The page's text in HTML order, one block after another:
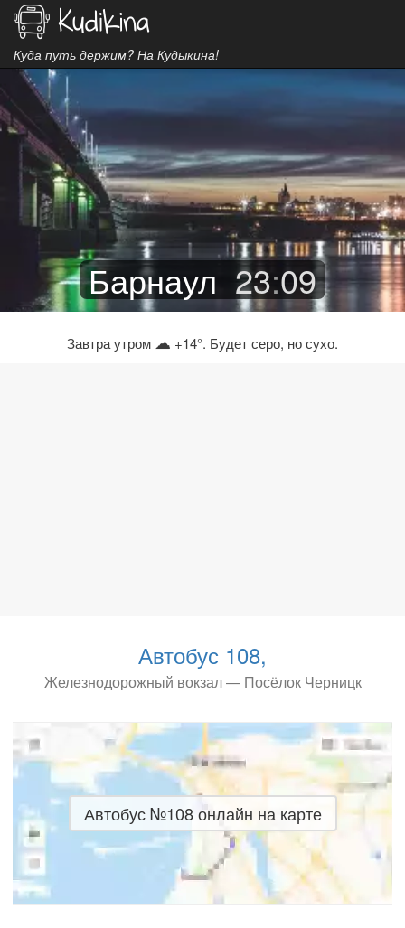
Куда путь держим? На Кудыкина!
Барнаул 23:09
Завтра утром ☁ +14°. Будет серо, но сухо.
Автобус 108,
Железнодорожный вокзал — Посёлок Черницк
Автобус №108 онлайн на карте